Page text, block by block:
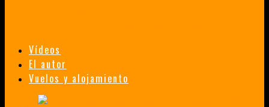
Vídeos
El autor
Vuelos y alojamiento